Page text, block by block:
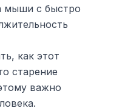
мыши с быстро
как этот
старение
важно